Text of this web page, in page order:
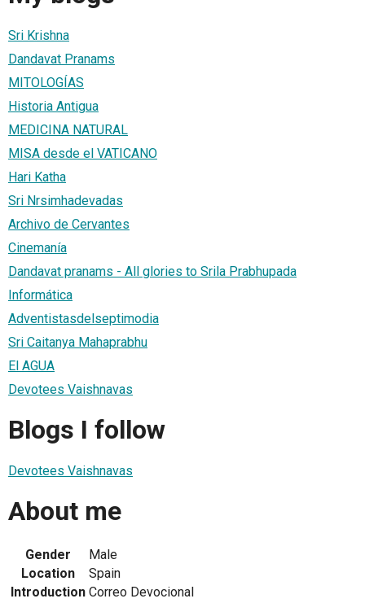
Sri Krishna
Dandavat Pranams
MITOLOGÍAS
Historia Antigua
MEDICINA NATURAL
MISA desde el VATICANO
Hari Katha
Sri Nrsimhadevadas
Archivo de Cervantes
Cinemanía
Dandavat pranams - All glories to Srila Prabhupada
Informática
Adventistasdelseptimodia
Sri Caitanya Mahaprabhu
El AGUA
Devotees Vaishnavas
Blogs I follow
Devotees Vaishnavas
About me
Gender
Male
Location
Spain
Introduction Correo Devocional